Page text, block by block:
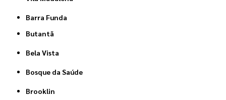
Barra Funda
Butantã
Bela Vista
Bosque da Saúde
Brooklin